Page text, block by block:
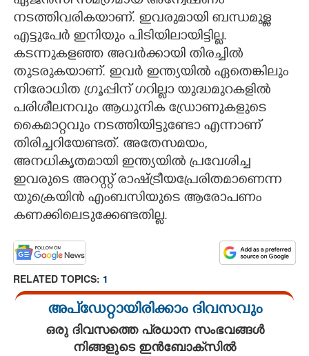
നടത്തിവരികയാണ്. ഇവരുമായി ബന്ധമുള്ള
എട്ടുപേർ ഇനിയും പിടിയിലായിട്ടില്ല.
കടന്നുകളഞ്ഞ അവർക്കായി തിരച്ചിൽ
തുടരുകയാണ്. ഇവർ ഇന്ത്യയിൽ ഏതെങ്കിലും
നിരോധിത ഗ്രൂപ്പിന് ഗറില്ലാ യുദ്ധമുറകളിൽ
പരിശീലനവും ആധുനിക ഡ്രോണുകളുടെ
കൈമാറ്റവും നടത്തിയിട്ടുണ്ടോ എന്നാണ്
തിരിച്ചറിയേണ്ടത്. അതേസമയം,​
അനധികൃതമായി ഇന്ത്യയിൽ പ്രവേശിച്ച
ഇവരുടെ അറസ്റ്റ് രാഷ്ട്രീയപ്രേരിതമാണെന്ന
യുക്രെയിൻ എംബസിയുടെ ആരോപണം
കണക്കിലെടുക്കേണ്ടതില്ല.
RELATED TOPICS: 1
അപ്ഡേറ്റായിരിക്കാം ദിവസവും
ഒരു ദിവസത്തെ പ്രധാന സംഭവങ്ങൾ
നിങ്ങളുടെ ഇൻബോക്സിൽ